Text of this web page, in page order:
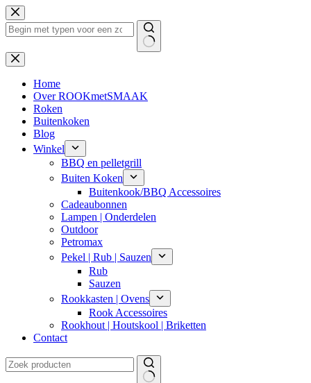
Ga
naar
de
Geen
resultaten
Home
Over ROOKmetSMAAK
Roken
Buitenkoken
Blog
Winkel
BBQ en pelletgrill
Buiten Koken
Buitenkook/BBQ Accessoires
Cadeaubonnen
Lampen | Onderdelen
Outdoor
Petromax
Pekel | Rub | Sauzen
Rub
Sauzen
Rookkasten | Ovens
Rook Accessoires
Rookhout | Houtskool | Briketten
Contact